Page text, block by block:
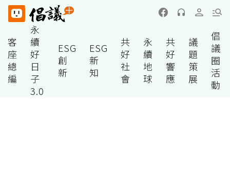
客
座
總
編
永
續
好
日
子
3.0
ESG
創
新
ESG
新
知
共
好
社
會
永
續
地
球
共
好
響
應
議
題
策
展
倡
議
圈
活
動